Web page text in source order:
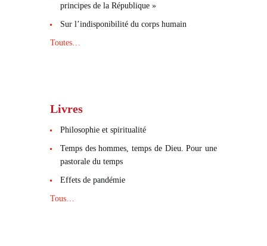
principes de la République »
Sur l’indisponibilité du corps humain
Toutes…
Livres
Philosophie et spiritualité
Temps des hommes, temps de Dieu. Pour une
pastorale du temps
Effets de pandémie
Tous…